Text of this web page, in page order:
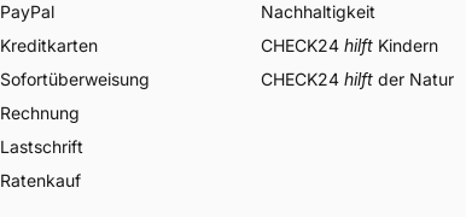
PayPal
Kreditkarten
Sofortüberweisung
Rechnung
Lastschrift
Ratenkauf
Nachhaltigkeit
CHECK24 hilft Kindern
CHECK24 hilft der Natur